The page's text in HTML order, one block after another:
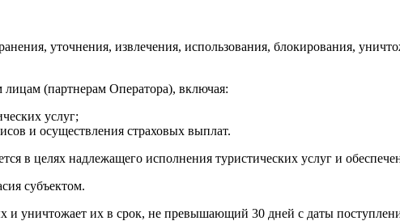
уточнения, извлечения, использования, блокирования,
(партнерам Оператора), включая:
услуг;
и осуществления страховых выплат.
в целях надлежащего исполнения туристических услуг и
субъектом.
и уничтожает их в срок, не превышающий 30 дней с даты